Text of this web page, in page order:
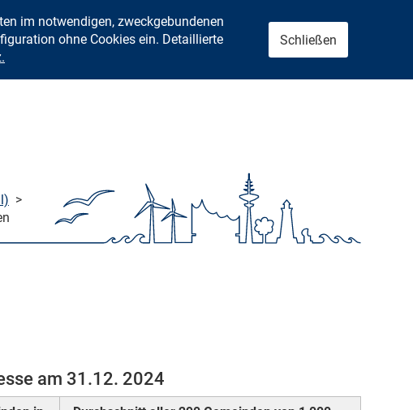
im notwendigen, zweckgebundenen
ohne Cookies ein. Detaillierte
Schließen
>
am 31.12. 2024